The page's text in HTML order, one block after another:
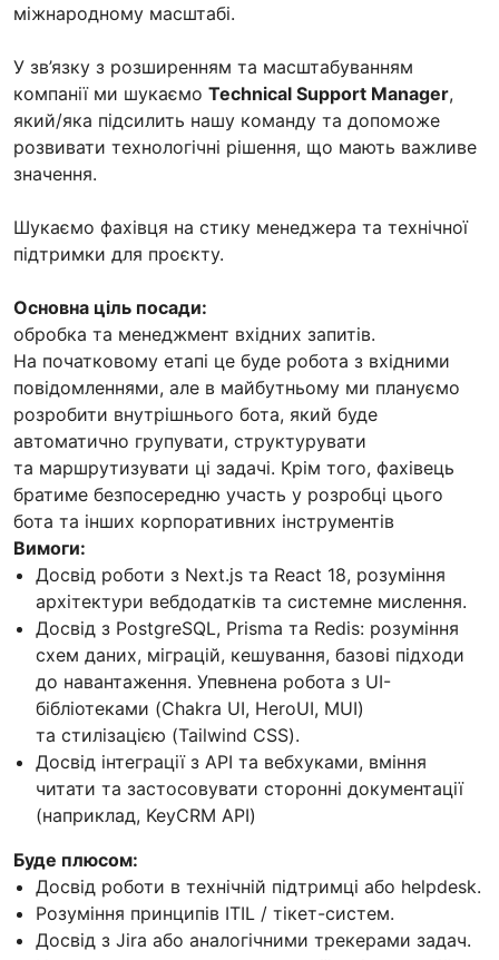
міжнародному масштабі.
У зв’язку з розширенням та масштабуванням
компанії ми шукаємо Technical Support Manager,
який/яка підсилить нашу команду та допоможе
розвивати технологічні рішення, що мають важливе
значення.
Шукаємо фахівця на стику менеджера та технічної
підтримки для проєкту.
Основна ціль посади:
обробка та менеджмент вхідних запитів.
На початковому етапі це буде робота з вхідними
повідомленнями, але в майбутньому ми плануємо
розробити внутрішнього бота, який буде
автоматично групувати, структурувати
та маршрутизувати ці задачі. Крім того, фахівець
братиме безпосередню участь у розробці цього
бота та інших корпоративних інструментів
Вимоги:
Досвід роботи з Next.js та React 18, розуміння
архітектури вебдодатків та системне мислення.
Досвід з PostgreSQL, Prisma та Redis: розуміння
схем даних, міграцій, кешування, базові підходи
до навантаження. Упевнена робота з UI-
бібліотеками (Chakra UI, HeroUI, MUI)
та стилізацією (Tailwind CSS).
Досвід інтеграції з API та вебхуками, вміння
читати та застосовувати сторонні документації
(наприклад, KeyCRM API)
Буде плюсом:
Досвід роботи в технічній підтримці або helpdesk.
Розуміння принципів ITIL / тікет-систем.
Досвід з Jira або аналогічними трекерами задач.